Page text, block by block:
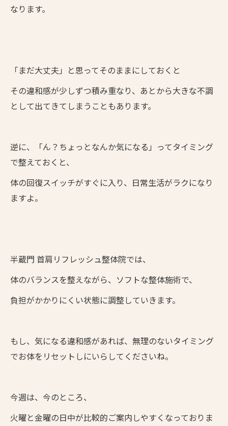
なります。
「まだ大丈夫」と思ってそのままにしておくと
その違和感が少しずつ積み重なり、あとから大きな不調
として出てきてしまうこともあります。
逆に、「ん？ちょっとなんか気になる」ってタイミング
で整えておくと、
体の回復スイッチがすぐに入り、日常生活がラクになり
ますよ。
半蔵門 首肩リフレッシュ整体院では、
体のバランスを整えながら、ソフトな整体施術で、
負担がかかりにくい状態に調整していきます。
もし、気になる違和感があれば、無理のないタイミング
でお体をリセットしにいらしてくださいね。
今週は、今のところ、
火曜と金曜の日中が比較的ご案内しやすくなっておりま